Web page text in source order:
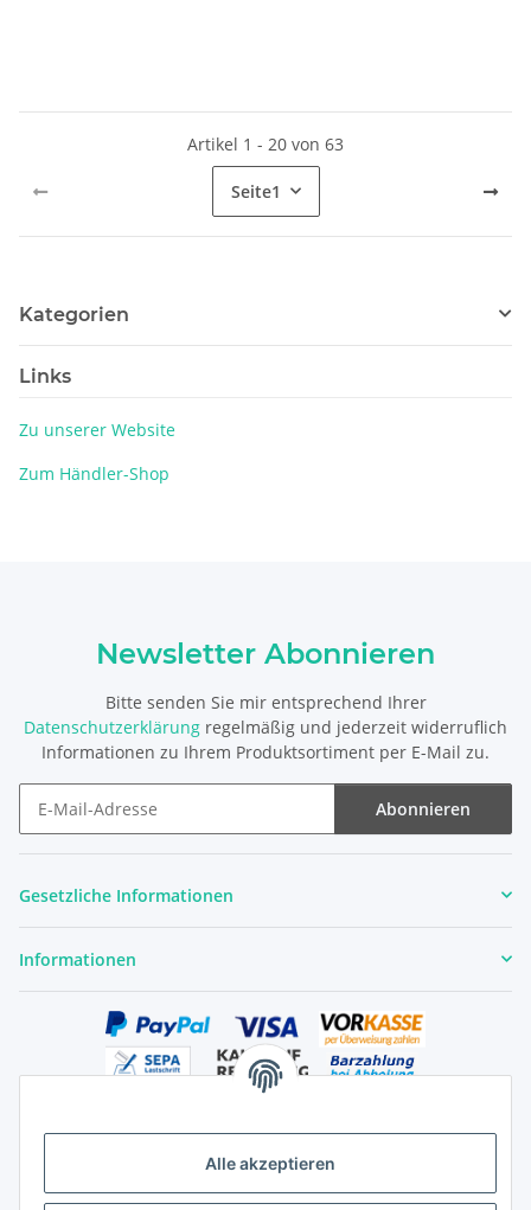
Alle akzeptieren
Artikel 1 - 20 von 63
Seite1
Kategorien
Links
Zu unserer Website
Zum Händler-Shop
Newsletter Abonnieren
Bitte senden Sie mir entsprechend Ihrer
Datenschutzerklärung regelmäßig und jederzeit widerruflich
Informationen zu Ihrem Produktsortiment per E-Mail zu.
Abonnieren
Gesetzliche Informationen
Informationen